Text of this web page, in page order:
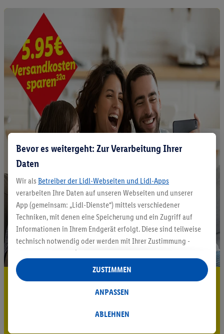
5.95 € Versand sparen³²ᵃ
Bevor es weitergeht: Zur Verarbeitung Ihrer
Daten
Wir als Betreiber der Lidl-Webseiten und Lidl-Apps
verarbeiten Ihre Daten auf unseren Webseiten und unserer
App (gemeinsam: „Lidl-Dienste“) mittels verschiedener
Techniken, mit denen eine Speicherung und ein Zugriff auf
Informationen in Ihrem Endgerät erfolgt. Diese sind teilweise
technisch notwendig oder werden mit Ihrer Zustimmung -
auch durch Partner (u.a.
Verantwortliche; im Zusammenhang mit dem IAB TCF
insgesamt
Statistik-Erstellung oder für personalisierte Werbung
Datenverarbeitungen für personalisierte Werbung werden
ABLEHNEN
ANPASSEN
ZUSTIMMEN